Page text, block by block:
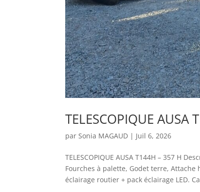
TELESCOPIQUE AUSA
parSonia MAGAUD | Juil 6, 2026
TELESCOPIQUE AUSA T144H – 357 H
Fourches à palette, Godet terre,
éclairage routier + pack éclairage LED.